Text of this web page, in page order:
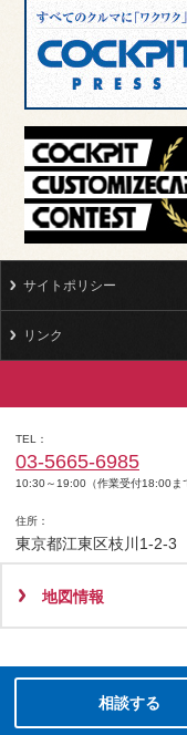
サイトポリシー
リンク
TEL
03-5665-6985
10:30～19:00（作業受付18:00ま
住所
東京都江東区枝川1-2-3
地図情報
Copyright(C)2008-
相談する